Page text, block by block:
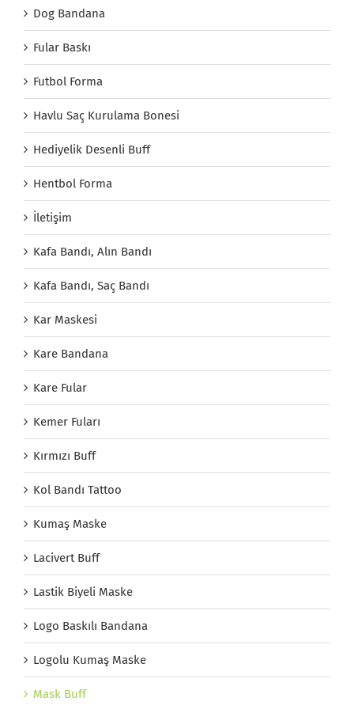
Dog Bandana
Fular Baskı
Futbol Forma
Havlu Saç Kurulama Bonesi
Hediyelik Desenli Buff
Hentbol Forma
İletişim
Kafa Bandı, Alın Bandı
Kafa Bandı, Saç Bandı
Kar Maskesi
Kare Bandana
Kare Fular
Kemer Fuları
Kırmızı Buff
Kol Bandı Tattoo
Kumaş Maske
Lacivert Buff
Lastik Biyeli Maske
Logo Baskılı Bandana
Logolu Kumaş Maske
Mask Buff